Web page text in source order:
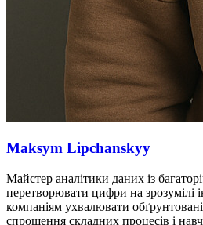
Maksym Lipchanskyy
Майстер аналітики даних із
перетворювати цифри на зрозумілі
компаніям ухвалювати
спрощення складних процесів і